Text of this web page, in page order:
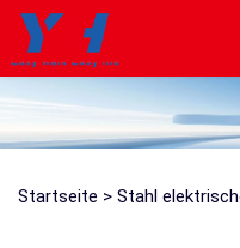
Startseite > Stahl